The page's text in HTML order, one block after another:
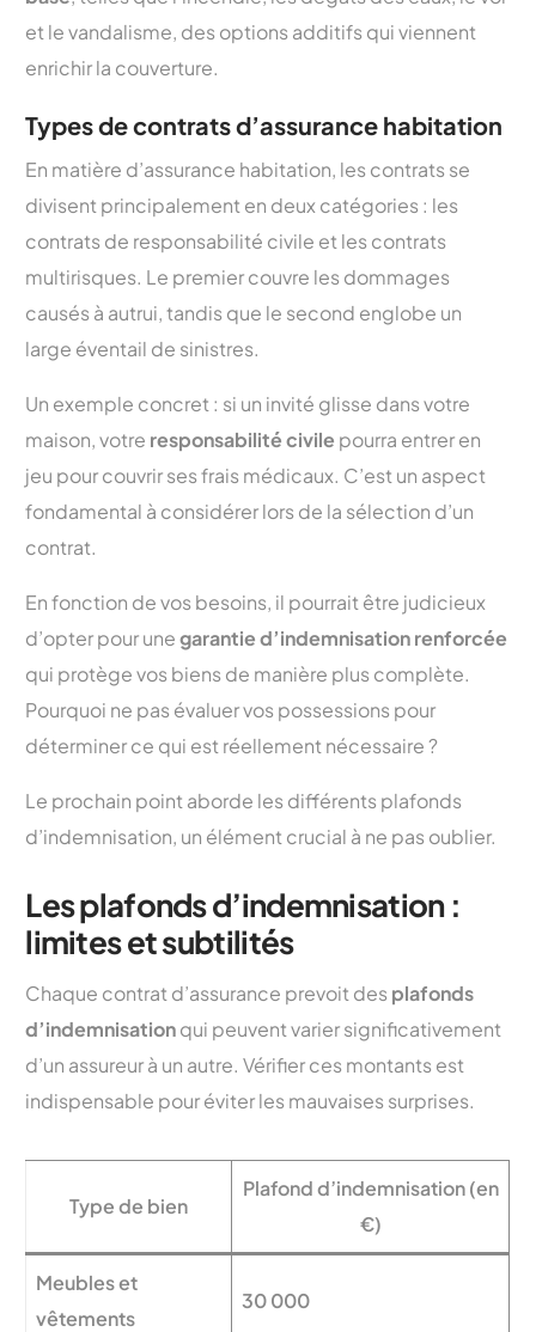
et le vandalisme, des options additifs qui viennent
enrichir la couverture.
Types de contrats d’assurance habitation
En matière d’assurance habitation, les contrats se
divisent principalement en deux catégories : les
contrats de responsabilité civile et les contrats
multirisques. Le premier couvre les dommages
causés à autrui, tandis que le second englobe un
large éventail de sinistres.
Un exemple concret : si un invité glisse dans votre
maison, votre responsabilité civile pourra entrer en
jeu pour couvrir ses frais médicaux. C’est un aspect
fondamental à considérer lors de la sélection d’un
contrat.
En fonction de vos besoins, il pourrait être judicieux
d’opter pour unegarantie d’indemnisation renforcée
qui protège vos biens de manière plus complète.
Pourquoi ne pas évaluer vos possessions pour
déterminer ce qui est réellement nécessaire ?
Le prochain point aborde les différents plafonds
d’indemnisation, un élément crucial à ne pas oublier.
Les plafonds d’indemnisation :
limites et subtilités
Chaque contrat d’assurance prevoit desplafonds
d’indemnisationqui peuvent varier significativement
d’un assureur à un autre. Vérifier ces montants est
indispensable pour éviter les mauvaises surprises.
Type de bien
Plafond d’indemnisation (en
€)
Meubles et
vêtements
30 000